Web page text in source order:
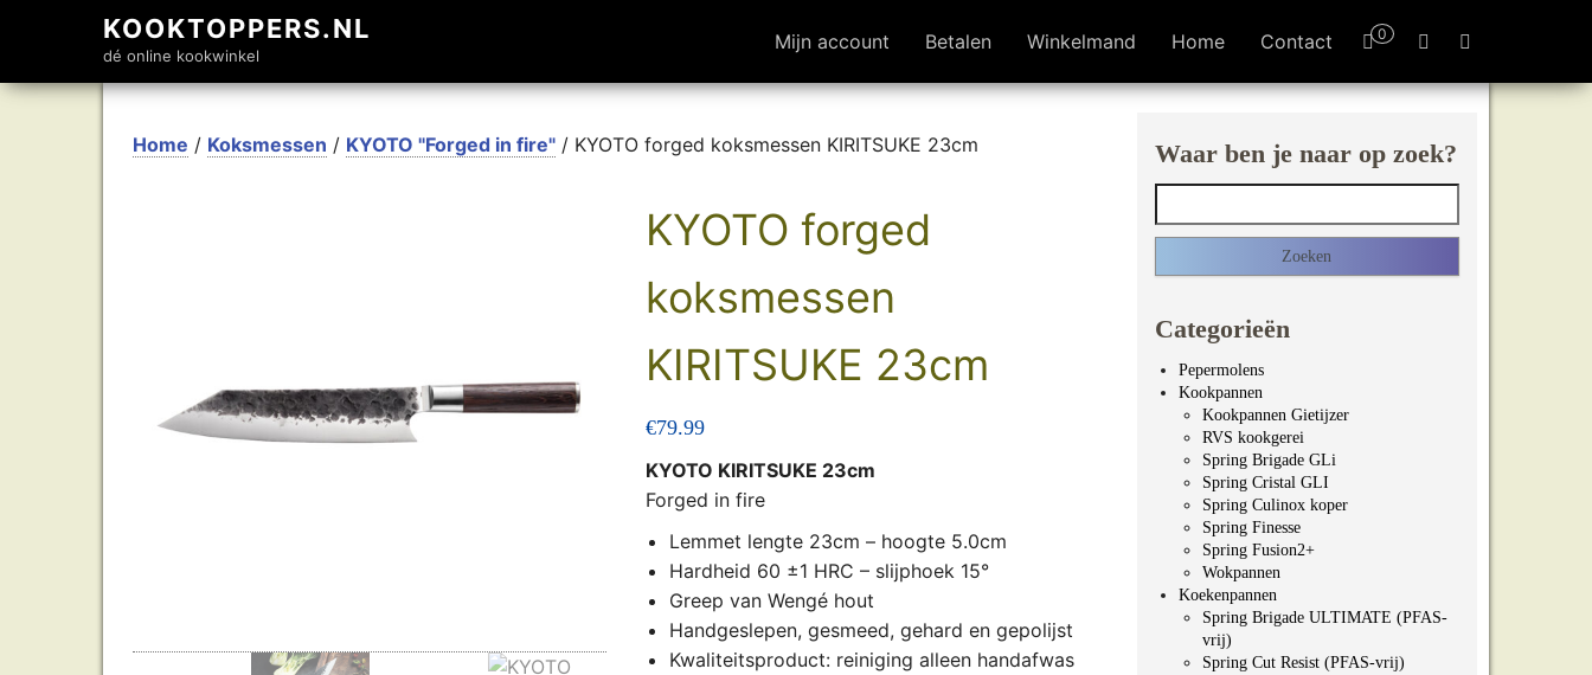
KOOKTOPPERS.NL
dé online kookwinkel
0
Mijn account Betalen Winkelmand Home Contact
Home / Koksmessen / KYOTO "Forged in fire" / KYOTO forged koksmessen KIRITSUKE 23cm
KYOTO forged
koksmessen
KIRITSUKE 23cm
€79.99
KYOTO KIRITSUKE 23cm
Forged in fire
Lemmet lengte 23cm – hoogte 5.0cm
Hardheid 60 ±1 HRC – slijphoek 15°
Greep van Wengé hout
Handgeslepen, gesmeed, gehard en gepolijst
Kwaliteitsproduct: reiniging alleen handafwas
Waar ben je naar op zoek?
Categorieën
Pepermolens
Kookpannen
Kookpannen Gietijzer
RVS kookgerei
Spring Brigade GLi
Spring Cristal GLI
Spring Culinox koper
Spring Finesse
Spring Fusion2+
Wokpannen
Koekenpannen
Spring Brigade ULTIMATE (PFAS-
vrij)
Spring Cut Resist (PFAS-vrij)